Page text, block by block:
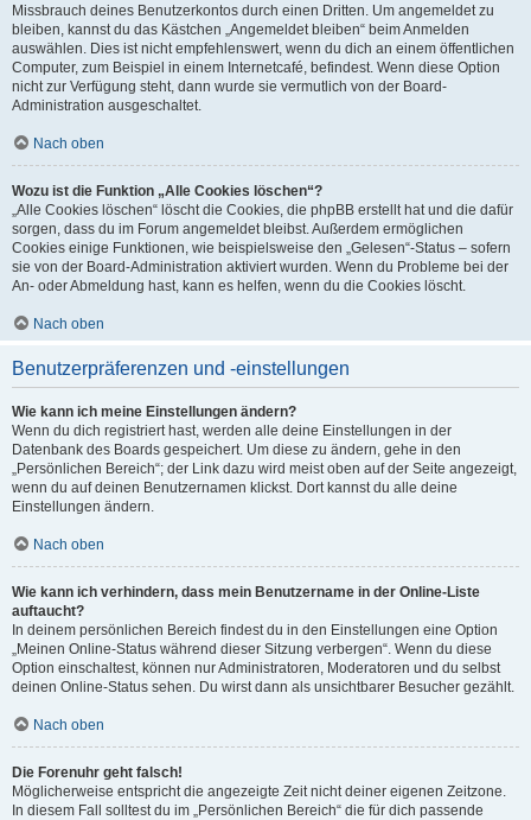
Missbrauch deines Benutzerkontos durch einen Dritten. Um angemeldet zu
bleiben, kannst du das Kästchen „Angemeldet bleiben“ beim Anmelden
auswählen. Dies ist nicht empfehlenswert, wenn du dich an einem öffentlichen
Computer, zum Beispiel in einem Internetcafé, befindest. Wenn diese Option
nicht zur Verfügung steht, dann wurde sie vermutlich von der Board-
Administration ausgeschaltet.
Nach oben
Wozu ist die Funktion „Alle Cookies löschen“?
„Alle Cookies löschen“ löscht die Cookies, die phpBB erstellt hat und die dafür
sorgen, dass du im Forum angemeldet bleibst. Außerdem ermöglichen
Cookies einige Funktionen, wie beispielsweise den „Gelesen“-Status – sofern
sie von der Board-Administration aktiviert wurden. Wenn du Probleme bei der
An- oder Abmeldung hast, kann es helfen, wenn du die Cookies löscht.
Nach oben
Benutzerpräferenzen und -einstellungen
Wie kann ich meine Einstellungen ändern?
Wenn du dich registriert hast, werden alle deine Einstellungen in der
Datenbank des Boards gespeichert. Um diese zu ändern, gehe in den
„Persönlichen Bereich“; der Link dazu wird meist oben auf der Seite angezeigt,
wenn du auf deinen Benutzernamen klickst. Dort kannst du alle deine
Einstellungen ändern.
Nach oben
Wie kann ich verhindern, dass mein Benutzername in der Online-Liste
auftaucht?
In deinem persönlichen Bereich findest du in den Einstellungen eine Option
„Meinen Online-Status während dieser Sitzung verbergen“. Wenn du diese
Option einschaltest, können nur Administratoren, Moderatoren und du selbst
deinen Online-Status sehen. Du wirst dann als unsichtbarer Besucher gezählt.
Nach oben
Die Forenuhr geht falsch!
Möglicherweise entspricht die angezeigte Zeit nicht deiner eigenen Zeitzone.
In diesem Fall solltest du im „Persönlichen Bereich“ die für dich passende